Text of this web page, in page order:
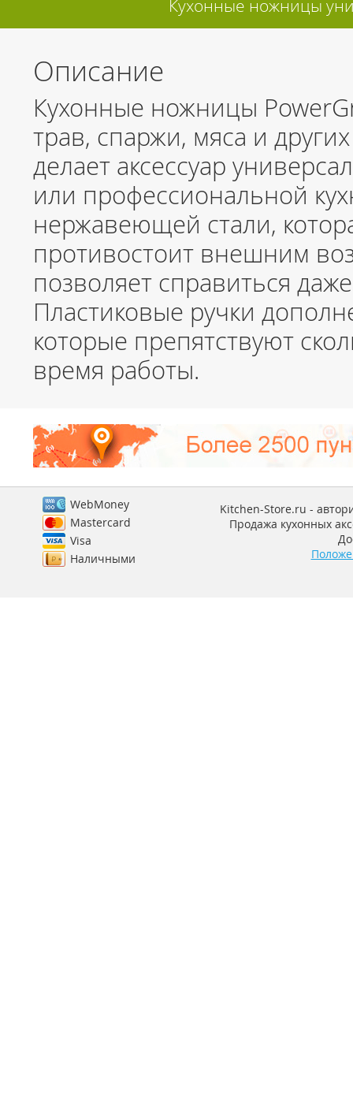
Кухонные ножницы
Описание
Кухонные ножницы
трав, спаржи, мяса и
делает аксессуар
или профессиональной
нержавеющей стали,
противостоит внешним
позволяет справиться
Пластиковые ручки
которые препятствуют
время работы.
WebMoney
Mastercard
Visa
Наличными
Kitchen-Store.ru -
Продажа кухонных